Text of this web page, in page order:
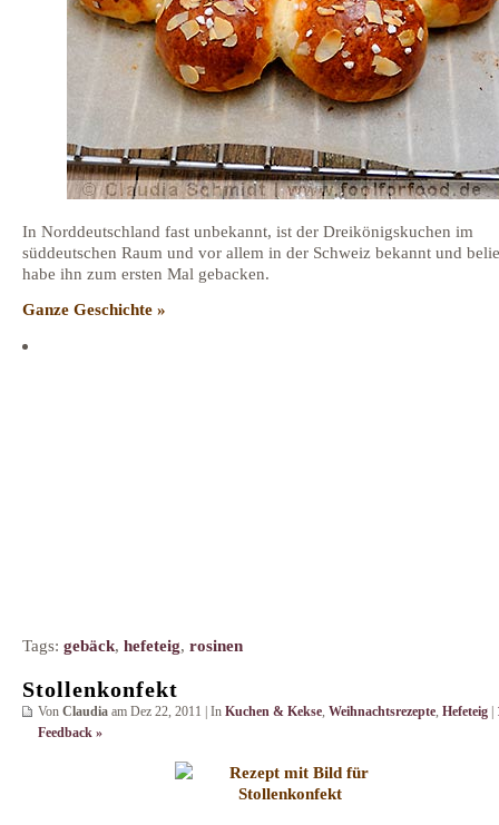
In Norddeutschland fast unbekannt, ist der Dreikönigskuchen im
süddeutschen Raum und vor allem in der Schweiz bekannt und
habe ihn zum ersten Mal gebacken.
Ganze Geschichte »
Tags: gebäck, hefeteig, rosinen
Stollenkonfekt
Von Claudia am Dez 22, 2011 | In Kuchen & Kekse Weihnachtsrezepte Hefeteig |
Feedback »